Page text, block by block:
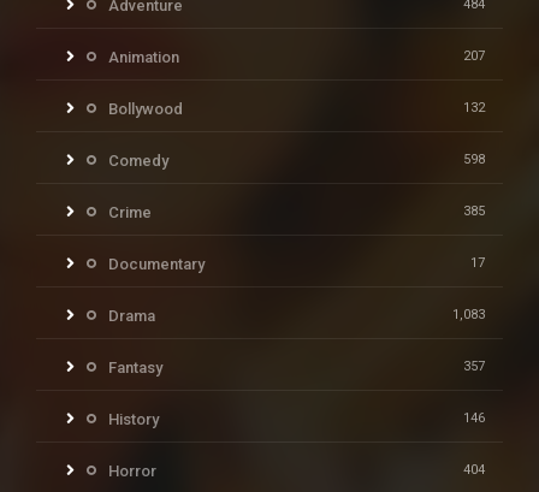
Adventure 484
Animation 207
Bollywood 132
Comedy 598
Crime 385
Documentary 17
Drama 1,083
Fantasy 357
History 146
Horror 404